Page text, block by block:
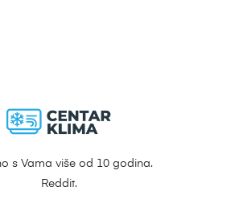
s Vama više od 10 godina.
Reddit.